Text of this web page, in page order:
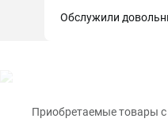
Обслужили
Приобретаемые товары с